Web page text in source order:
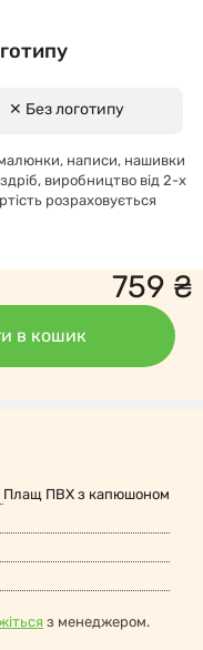
✕ Без логотипу
написи, нашивки
виробництво від 2-х
розраховується
759 ₴
в кошик
Плащ ПВХ з капюшоном
з менеджером.